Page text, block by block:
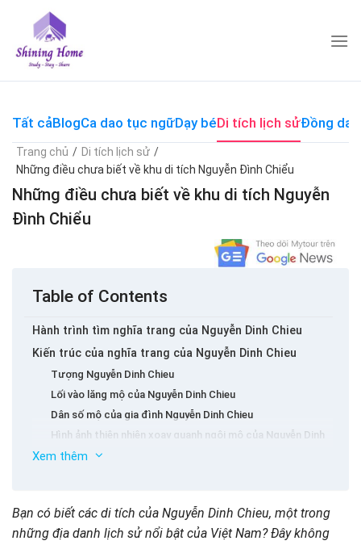
content
Tất cảBlogCa dao tục ngữDạy béDi tích lịch sửĐồng dao
Trang chủ / Di tích lịch sử /
Những điều chưa biết về khu di tích Nguyễn Đình Chiểu
Những điều chưa biết về khu di tích Nguyễn
Đình Chiểu
Table of Contents
Hành trình tìm nghĩa trang của Nguyễn Dinh Chieu
Kiến trúc của nghĩa trang của Nguyễn Dinh Chieu
Tượng Nguyễn Dinh Chieu
Lối vào lăng mộ của Nguyễn Dinh Chieu
Dân số mộ của gia đình Nguyễn Dinh Chieu
Hình ảnh thiên nhiên xoay quanh ngôi mộ của Nguyễn Dinh
Chieu
Những điều cần lưu ý khi đến thăm ngôi mộ của
Nguyễn Dinh Chieu
Xem thêm
Bạn có biết các di tích của Nguyễn Dinh Chieu, một trong
những địa danh lịch sử nổi bật của Việt Nam? Đây không